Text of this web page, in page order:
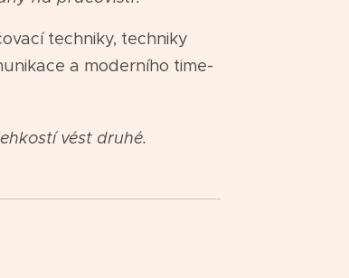
techniky, techniky
a moderního time-
vést druhé.